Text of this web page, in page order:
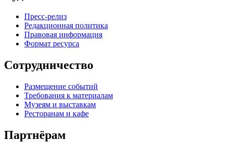
Пресс-релиз
Редакционная политика
Правовая информация
Формат ресурса
Сотрудничество
Размещение событий
Требования к материалам
Музеям и выставкам
Ресторанам и кафе
Партнёрам